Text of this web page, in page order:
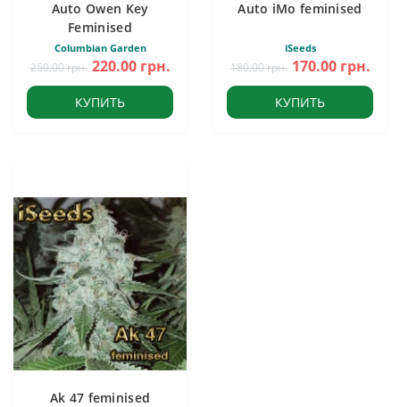
Auto Owen Key
Feminised
Columbian Garden
250.00 грн. 220.00 грн.
КУПИТЬ
Auto iMo feminised
iSeeds
180.00 грн. 170.00 грн.
КУПИТЬ
Ak 47 feminised